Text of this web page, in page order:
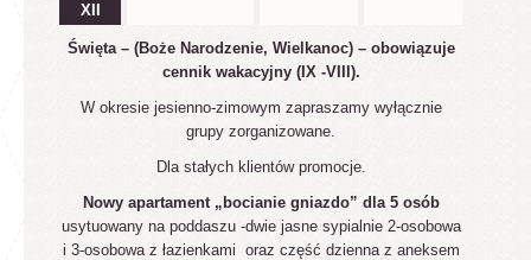
XII
Święta – (Boże Narodzenie, Wielkanoc) – obowiązuje
cennik wakacyjny (IX -VIII).
W okresie jesienno-zimowym zapraszamy wyłącznie
grupy zorganizowane.
Dla stałych klientów promocje.
Nowy apartament „bocianie gniazdo” dla 5 osób
usytuowany na poddaszu -dwie jasne sypialnie 2-osobowa
i 3-osobowa z łazienkami oraz część dzienna z aneksem